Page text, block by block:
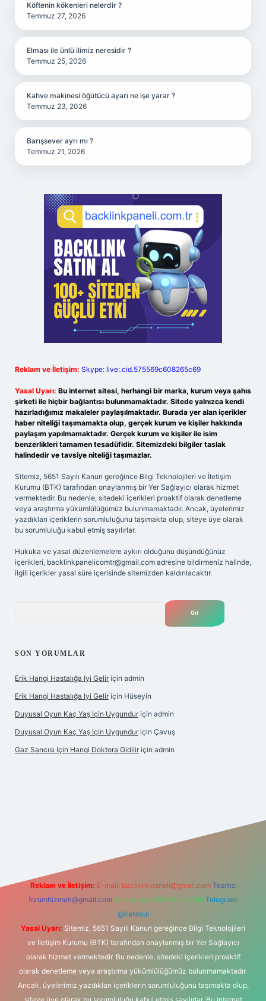
Köftenin kökenleri nelerdir ?
Temmuz 27, 2026
Elması ile ünlü ilimiz neresidir ?
Temmuz 25, 2026
Kahve makinesi öğütücü ayarı ne işe yarar ?
Temmuz 23, 2026
Barışsever ayrı mı ?
Temmuz 21, 2026
Reklam ve İletişim: Skype: live:.cid.575569c608265c69
Yasal Uyarı: Bu internet sitesi, herhangi bir marka, kurum veya şahıs
şirketi ile hiçbir bağlantısı bulunmamaktadır. Sitede yalnızca kendi
hazırladığımız makaleler paylaşılmaktadır. Burada yer alan içerikler
haber niteliği taşımamakta olup, gerçek kurum ve kişiler hakkında
paylaşım yapılmamaktadır. Gerçek kurum ve kişiler ile isim
benzerlikleri tamamen tesadüfidir. Sitemizdeki bilgiler taslak
halindedir ve tavsiye niteliği taşımazlar.
Sitemiz, 5651 Sayılı Kanun gereğince Bilgi Teknolojileri ve İletişim
Kurumu (BTK) tarafından onaylanmış bir Yer Sağlayıcı olarak hizmet
vermektedir. Bu nedenle, sitedeki içerikleri proaktif olarak denetleme
veya araştırma yükümlülüğümüz bulunmamaktadır. Ancak, üyelerimiz
yazdıkları içeriklerin sorumluluğunu taşımakta olup, siteye üye olarak
bu sorumluluğu kabul etmiş sayılırlar.
Hukuka ve yasal düzenlemelere aykırı olduğunu düşündüğünüz
içerikleri, backlinkpanelicomtr@gmail.com adresine bildirmeniz halinde,
ilgili içerikler yasal süre içerisinde sitemizden kaldırılacaktır.
SON YORUMLAR
Erik Hangi Hastalığa Iyi Gelir için admin
Erik Hangi Hastalığa Iyi Gelir için Hüseyin
Duyusal Oyun Kaç Yaş Için Uygundur için admin
Duyusal Oyun Kaç Yaş Için Uygundur için Çavuş
Gaz Sancısı Için Hangi Doktora Gidilir için admin
Reklam ve İletişim: E-mail: backlinkpaneli@gmail.com Teams:
forumhizmeti@gmail.com Whatsapp: 0262 606 0 726 Telegram:
@karabul
Yasal Uyarı: Sitemiz, 5651 Sayılı Kanun gereğince Bilgi Teknolojileri
ve İletişim Kurumu (BTK) tarafından onaylanmış bir Yer Sağlayıcı
olarak hizmet vermektedir. Bu nedenle, sitedeki içerikleri proaktif
olarak denetleme veya araştırma yükümlülüğümüz bulunmamaktadır.
Ancak, üyelerimiz yazdıkları içeriklerin sorumluluğunu taşımakta olup,